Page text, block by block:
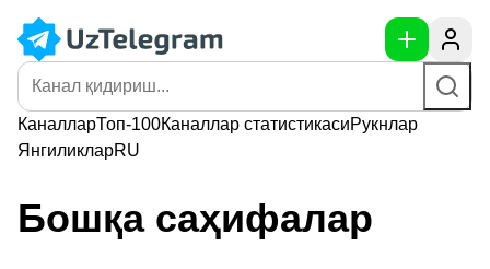
КаналларТоп-100Каналлар статистикасиРукнлар
ЯнгиликларRU
Бошқа саҳифалар